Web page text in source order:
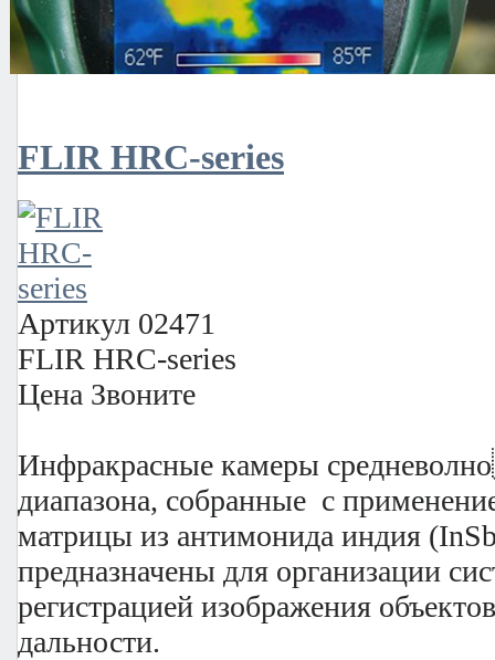
Охлаждаемые
FLIR HRC-series
Артикул 02471
FLIR HRC-series
Цена Звоните
Инфракрасные камеры
диапазона, собранные с
матрицы из антимонида индия
предназначены для организации
регистрацией изображения
дальности.